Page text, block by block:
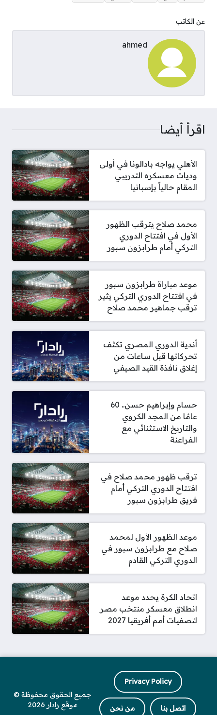
عن الكاتب
ahmed
اقرأ أيضا
الأهلي يواجه بادالونا في أولى
وديات معسكره التدريبي
المقام حالياً بإسبانيا
محمد صلاح يترقب الظهور
الأول في افتتاح الدوري
التركي أمام طرابزون سبور
موعد مباراة طرابزون سبور
في افتتاح الدوري التركي يثير
ترقب جماهير محمد صلاح
أندية الدوري المصري تكثف
تحركاتها قبل ساعات من
إغلاق نافذة القيد الصيفي
حسام وإبراهيم حسن.. 60
عامًا من المجد الكروي
والتاريخ الاستثنائي مع
الفراعنة
ترقب ظهور محمد صلاح في
افتتاح الدوري التركي أمام
فريق طرابزون سبور
موعد الظهور الأول لمحمد
صلاح مع طرابزون سبور في
الدوري التركي القادم
اتحاد الكرة يحدد موعد
انطلاق معسكر منتخب مصر
لتصفيات أمم أفريقيا 2027
Privacy Policy
اتصل بنا من نحن
جميع الحقوق محفوظة ©
موقع رادار 2026